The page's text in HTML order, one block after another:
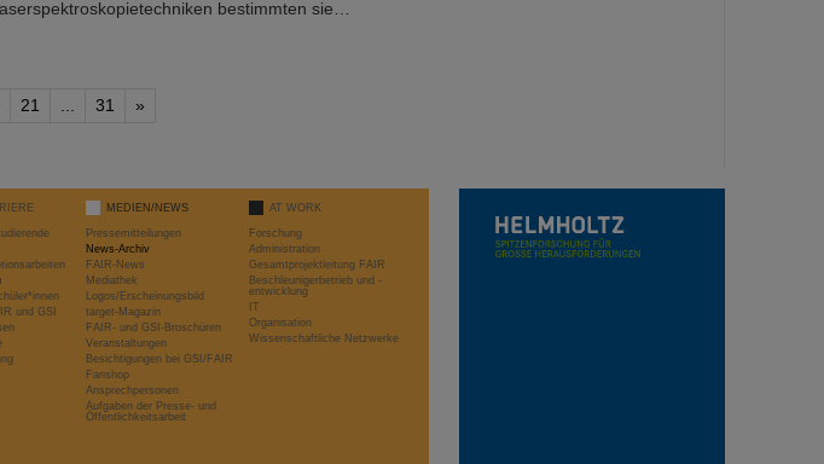
bestimmten sie…
21 31 »
und GSI
MEDIEN/NEWS
Pressemitteilungen
News-Archiv
FAIR-News
Mediathek
Logos/Erscheinungsbild
target-Magazin
FAIR- und GSI-Broschüren
Veranstaltungen
Besichtigungen bei GSI/FAIR
Fanshop
Ansprechpersonen
Aufgaben der Presse- und
Öffentlichkeitsarbeit
AT WORK
Forschung
Administration
Gesamtprojektleitung FAIR
Beschleunigerbetrieb und -
entwicklung
IT
Organisation
Wissenschaftliche Netzwerke